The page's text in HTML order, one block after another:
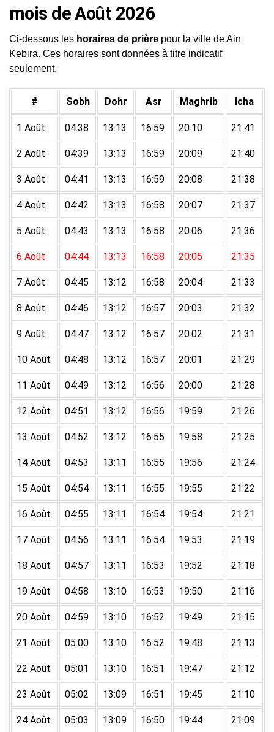
mois de Août 2026
Ci-dessous les horaires de prière pour la ville de Ain
Kebira. Ces horaires sont données à titre indicatif
seulement.
# Sobh Dohr Asr Maghrib Icha
1 Août 04:38 13:13 16:59 20:10 21:41
2 Août 04:39 13:13 16:59 20:09 21:40
3 Août 04:41 13:13 16:59 20:08 21:38
4 Août 04:42 13:13 16:58 20:07 21:37
5 Août 04:43 13:13 16:58 20:06 21:36
6 Août 04:44 13:13 16:58 20:05 21:35
7 Août 04:45 13:12 16:58 20:04 21:33
8 Août 04:46 13:12 16:57 20:03 21:32
9 Août 04:47 13:12 16:57 20:02 21:31
10 Août 04:48 13:12 16:57 20:01 21:29
11 Août 04:49 13:12 16:56 20:00 21:28
12 Août 04:51 13:12 16:56 19:59 21:26
13 Août 04:52 13:12 16:55 19:58 21:25
14 Août 04:53 13:11 16:55 19:56 21:24
15 Août 04:54 13:11 16:55 19:55 21:22
16 Août 04:55 13:11 16:54 19:54 21:21
17 Août 04:56 13:11 16:54 19:53 21:19
18 Août 04:57 13:11 16:53 19:52 21:18
19 Août 04:58 13:10 16:53 19:50 21:16
20 Août 04:59 13:10 16:52 19:49 21:15
21 Août 05:00 13:10 16:52 19:48 21:13
22 Août 05:01 13:10 16:51 19:47 21:12
23 Août 05:02 13:09 16:51 19:45 21:10
24 Août 05:03 13:09 16:50 19:44 21:09